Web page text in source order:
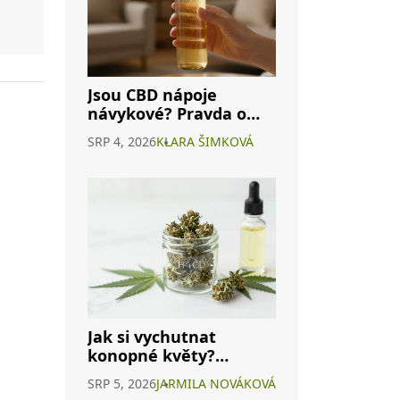
Jsou CBD nápoje
návykové? Pravda o
konopných
SRP 4, 2026KLARA ŠIMKOVÁ
Jak si vychutnat
konopné květy?
dalšími způsoby užití
SRP 5, 2026JARMILA NOVÁKOVÁ